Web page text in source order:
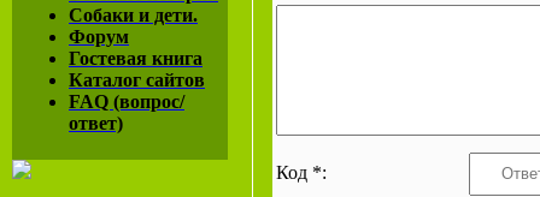
Собаки и дети.
Форум
Гостевая книга
Каталог сайтов
FAQ (вопрос/
ответ)
Код *: